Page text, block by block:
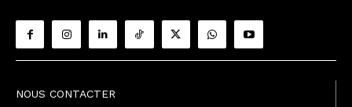
NOUS CONTACTER